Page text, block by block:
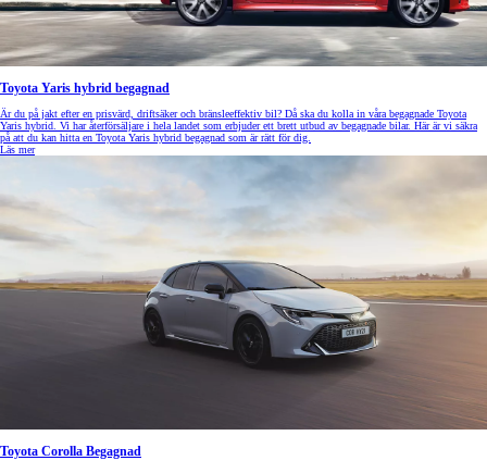
Toyota Yaris hybrid begagnad
Är du på jakt efter en prisvärd, driftsäker och bränsleeffektiv bil? Då ska du kolla in våra begagnade Toyota
Yaris hybrid. Vi har återförsäljare i hela landet som erbjuder ett brett utbud av begagnade bilar. Här är vi säkra
på att du kan hitta en Toyota Yaris hybrid begagnad som är rätt för dig.
Läs mer
Toyota Corolla Begagnad